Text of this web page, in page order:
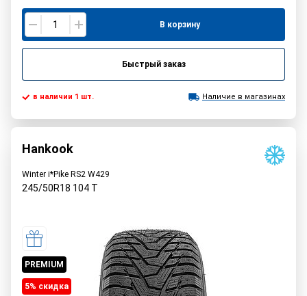
В корзину
Быстрый заказ
в наличии 1 шт. Наличие в магазинах
Hankook
Winter i*Pike RS2 W429
245/50R18 104 T
PREMIUM
5% cкидка